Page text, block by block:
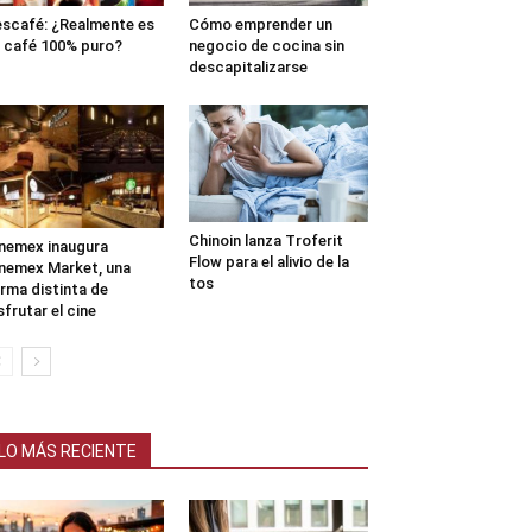
¿Realmente es
café 100% puro?
Cómo emprender un
negocio de cocina sin
descapitalizarse
inaugura
Market, una
distinta de
el cine
Chinoin lanza Troferit
Flow para el alivio de la
tos
MÁS RECIENTE